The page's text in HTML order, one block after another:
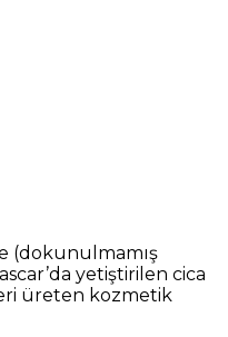
(dokunulmamış
yetiştirilen cica
üreten kozmetik